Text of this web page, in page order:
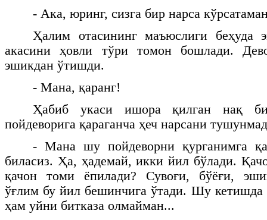
- Ака, юринг, сизга бир нарса
Ҳалим отасининг маъюслиги беҳуда
акасини ҳовли тўри томон бошлади.
эшикдан ўтишди.
- Мана, қаранг!
Ҳабиб укаси ишора қилган нақ
пойдеворига қараганча ҳеч нарсани
- Мана шу пойдеворни қурганимга
биласиз. Ҳа, ҳадемай, икки йил бўлади.
қачон томи ёпилади? Сувоғи, бўёғи,
ўғлим бу йил бешинчига ўтади. Шу кетишда
ҳам уйни битказа олмайман...